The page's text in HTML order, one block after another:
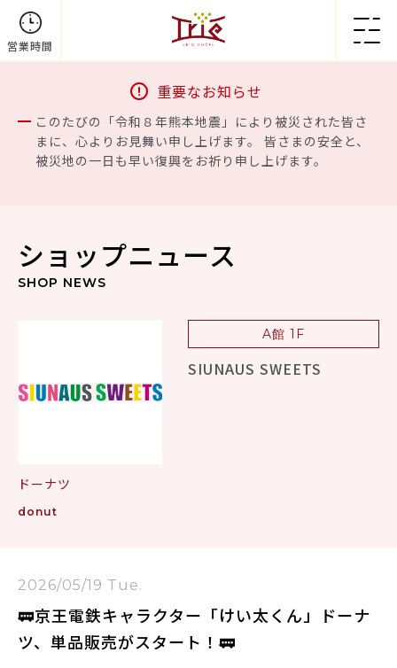
営業時間
重要なお知らせ
このたびの「令和８年熊本地震」により被災された皆さ
まに、心よりお見舞い申し上げます。 皆さまの安全と、
被災地の一日も早い復興をお祈り申し上げます。
ショップニュース
SHOP NEWS
A館 1F
SIUNAUS SWEETS
ドーナツ
donut
2026/05/19 Tue.
🚃京王電鉄キャラクター「けい太くん」ドーナ
ツ、単品販売がスタート！🚃